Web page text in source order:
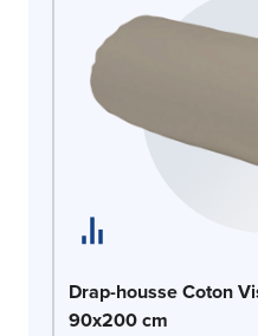
Drap-housse Coton
90x200 cm